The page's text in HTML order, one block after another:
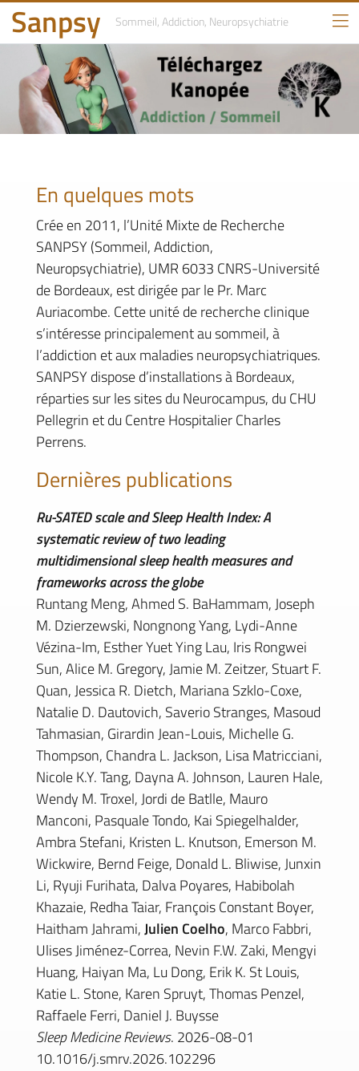
Sanpsy Sommeil, Addiction, Neuropsychiatrie
En quelques mots
Crée en 2011, l’Unité Mixte de Recherche
SANPSY (Sommeil, Addiction,
Neuropsychiatrie), UMR 6033 CNRS-Université
de Bordeaux, est dirigée par le Pr. Marc
Auriacombe. Cette unité de recherche clinique
s’intéresse principalement au sommeil, à
l’addiction et aux maladies neuropsychiatriques.
SANPSY dispose d’installations à Bordeaux,
réparties sur les sites du Neurocampus, du CHU
Pellegrin et du Centre Hospitalier Charles
Perrens.
Dernières publications
Ru-SATED scale and Sleep Health Index: A
systematic review of two leading
multidimensional sleep health measures and
frameworks across the globe
Runtang Meng, Ahmed S. BaHammam, Joseph
M. Dzierzewski, Nongnong Yang, Lydi-Anne
Vézina-Im, Esther Yuet Ying Lau, Iris Rongwei
Sun, Alice M. Gregory, Jamie M. Zeitzer, Stuart F.
Quan, Jessica R. Dietch, Mariana Szklo-Coxe,
Natalie D. Dautovich, Saverio Stranges, Masoud
Tahmasian, Girardin Jean-Louis, Michelle G.
Thompson, Chandra L. Jackson, Lisa Matricciani,
Nicole K.Y. Tang, Dayna A. Johnson, Lauren Hale,
Wendy M. Troxel, Jordi de Batlle, Mauro
Manconi, Pasquale Tondo, Kai Spiegelhalder,
Ambra Stefani, Kristen L. Knutson, Emerson M.
Wickwire, Bernd Feige, Donald L. Bliwise, Junxin
Li, Ryuji Furihata, Dalva Poyares, Habibolah
Khazaie, Redha Taiar, François Constant Boyer,
Haitham Jahrami,Julien Coelho, Marco Fabbri,
Ulises Jiménez-Correa, Nevin F.W. Zaki, Mengyi
Huang, Haiyan Ma, Lu Dong, Erik K. St Louis,
Katie L. Stone, Karen Spruyt, Thomas Penzel,
Raffaele Ferri, Daniel J. Buysse
Sleep Medicine Reviews. 2026-08-01
10.1016/j.smrv.2026.102296